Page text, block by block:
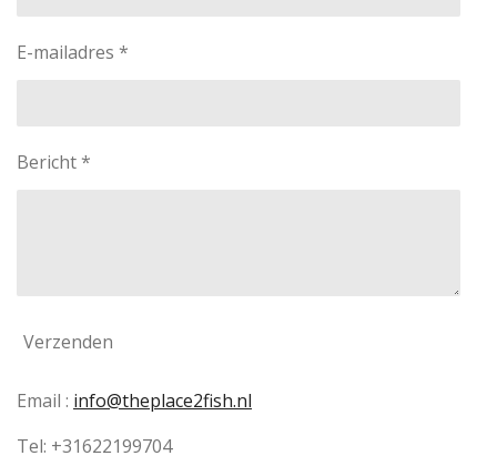
E-mailadres *
Bericht *
Verzenden
Email : info@theplace2fish.nl
Tel: +31622199704